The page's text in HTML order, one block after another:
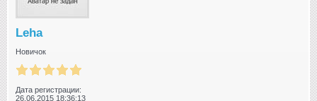
Leha
Новичок
Дата регистрации:
26.06.2015 18:36:13